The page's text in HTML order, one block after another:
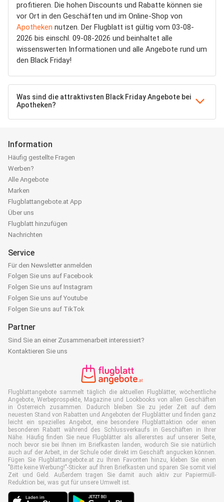
profitieren. Die hohen Discounts und Rabatte können sie
vor Ort in den Geschäften und im Online-Shop von
Apotheken nutzen. Der Flugblatt ist gültig vom 03-08-
2026 bis einschl. 09-08-2026 und beinhaltet alle
wissenswerten Informationen und alle Angebote rund um
den Black Friday!
Was sind die attraktivsten Black Friday Angebote bei
Apotheken?
Information
Häufig gestellte Fragen
Werben?
Alle Angebote
Marken
Flugblattangebote.at App
Über uns
Flugblatt hinzufügen
Nachrichten
Service
Für den Newsletter anmelden
Folgen Sie uns auf Facebook
Folgen Sie uns auf Instagram
Folgen Sie uns auf Youtube
Folgen Sie uns auf TikTok
Partner
Sind Sie an einer Zusammenarbeit interessiert?
Kontaktieren Sie uns
Flugblattangebote sammelt täglich die aktuellen Flugblätter, wöchentliche
Angebote, Werbeprospekte, Magazine und Lookbooks von allen Geschäften
in Österreich zusammen. Dadurch bleiben Sie zu jeder Zeit auf dem
neuesten Stand von Rabatten und Angeboten der Flugblätter und finden ganz
leicht ein spezielles Angebot, eine besondere Flugblattaktion oder einen
besonderen Rabatt während des Schlussverkaufs in Geschäften in Ihrer
Nähe. Häufig finden Sie neue Flugblätter als allererstes auf unserer Seite,
noch bevor sie bei Ihnen im Briefkasten landen, wodurch Sie sie natürlich
auch auf der Arbeit, in der Schule oder direkt im Geschäft angucken können.
Fügen Sie Flugblattangebote.at zu Ihren Favoriten hinzu, kleben Sie einen
"Bitte keine Werbung!"-Sticker auf Ihren Briefkasten und sparen Sie somit viel
Zeit und Geld. Außerdem tragen Sie damit auch aktiv zur Papiermüll-
Reduktion bei, was gut für unsere Umwelt ist.